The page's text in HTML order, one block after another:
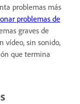
problemas más
problemas de
graves de
vídeo, sin sonido,
que termina